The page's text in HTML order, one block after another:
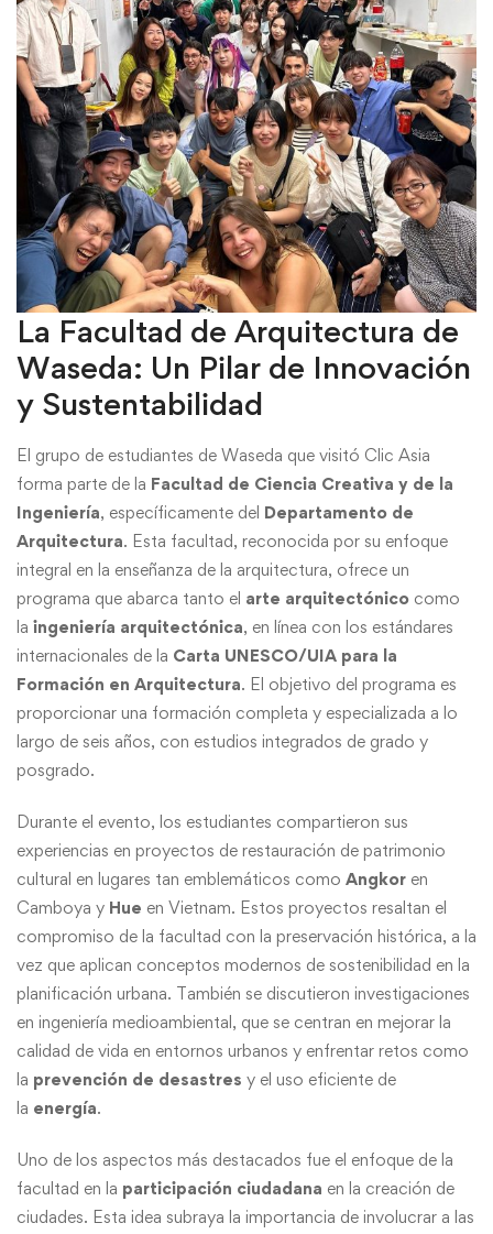
La Facultad de Arquitectura de
Waseda: Un Pilar de Innovación
y Sustentabilidad
El grupo de estudiantes de Waseda que visitó Clic Asia
forma parte de la Facultad de Ciencia Creativa y de la
Ingeniería, específicamente del Departamento de
Arquitectura. Esta facultad, reconocida por su enfoque
integral en la enseñanza de la arquitectura, ofrece un
programa que abarca tanto el arte arquitectónico como
la ingeniería arquitectónica, en línea con los estándares
internacionales de la Carta UNESCO/UIA para la
Formación en Arquitectura. El objetivo del programa es
proporcionar una formación completa y especializada a lo
largo de seis años, con estudios integrados de grado y
posgrado.
Durante el evento, los estudiantes compartieron sus
experiencias en proyectos de restauración de patrimonio
cultural en lugares tan emblemáticos como Angkor en
Camboya y Hue en Vietnam. Estos proyectos resaltan el
compromiso de la facultad con la preservación histórica, a la
vez que aplican conceptos modernos de sostenibilidad en la
planificación urbana. También se discutieron investigaciones
en ingeniería medioambiental, que se centran en mejorar la
calidad de vida en entornos urbanos y enfrentar retos como
la prevención de desastres y el uso eficiente de
la energía.
Uno de los aspectos más destacados fue el enfoque de la
facultad en la participación ciudadana en la creación de
ciudades. Esta idea subraya la importancia de involucrar a las